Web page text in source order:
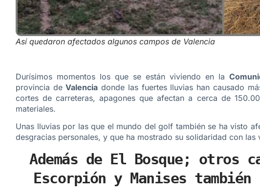
Así quedaron afectados algunos campos de Valencia
Durísimos momentos los que se están viviendo en la
provincia deValencia donde las fuertes lluvias han causado
cortes de carreteras, apagones que afectan a cerca de
materiales.
Unas lluvias por las que el mundo del golf también se ha visto
desgracias personales, y que ha mostrado su solidaridad con
Además de El Bosque; otros
Escorpión y Manises